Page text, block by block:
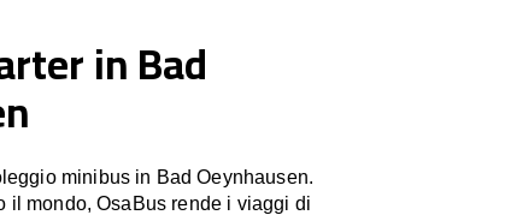
in Bad
minibus in Bad Oeynhausen.
il mondo, OsaBus rende i viaggi di